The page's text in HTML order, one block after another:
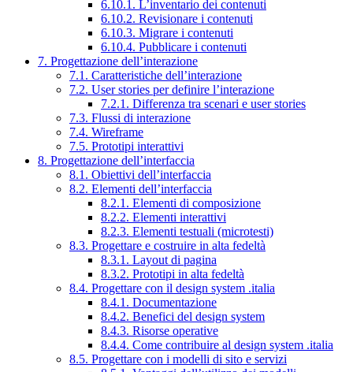
6.10.1. L’inventario dei contenuti
6.10.2. Revisionare i contenuti
6.10.3. Migrare i contenuti
6.10.4. Pubblicare i contenuti
7. Progettazione dell’interazione
7.1. Caratteristiche dell’interazione
7.2. User stories per definire l’interazione
7.2.1. Differenza tra scenari e user stories
7.3. Flussi di interazione
7.4. Wireframe
7.5. Prototipi interattivi
8. Progettazione dell’interfaccia
8.1. Obiettivi dell’interfaccia
8.2. Elementi dell’interfaccia
8.2.1. Elementi di composizione
8.2.2. Elementi interattivi
8.2.3. Elementi testuali (microtesti)
8.3. Progettare e costruire in alta fedeltà
8.3.1. Layout di pagina
8.3.2. Prototipi in alta fedeltà
8.4. Progettare con il design system .italia
8.4.1. Documentazione
8.4.2. Benefici del design system
8.4.3. Risorse operative
8.4.4. Come contribuire al design system .italia
8.5. Progettare con i modelli di sito e servizi